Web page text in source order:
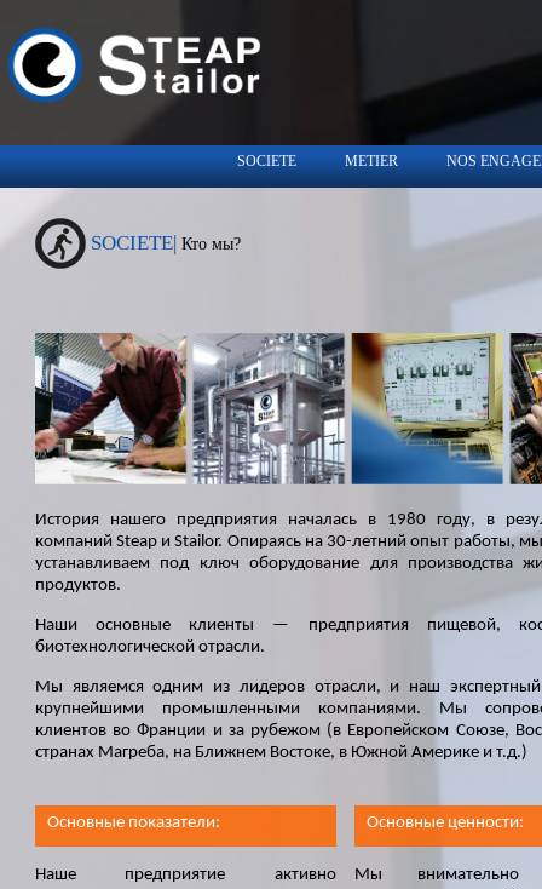
SOCIETE METIER NOS
SOCIETE| Кто мы?
История нашего предприятия началась в 1980 году, в
компаний Steap и Stailor. Опираясь на 30-летний опыт работы,
устанавливаем под ключ оборудование для производства
продуктов.
Наши основные клиенты — предприятия пищевой,
биотехнологической отрасли.
Мы являемся одним из лидеров отрасли, и наш
крупнейшими промышленными компаниями. Мы
клиентов во Франции и за рубежом (в Европейском Союзе,
странах Магрeба, на Ближнем Востоке, в Южной Америке и т.д.)
Основные показатели:
Наше предприятие активно
Основные ценности:
Мы